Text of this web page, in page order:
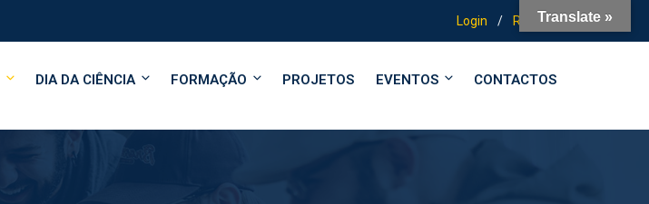
Login / Registo
DIA DA CIÊNCIA FORMAÇÃO PROJETOS EVENTOS CONTACTOS
Translate »